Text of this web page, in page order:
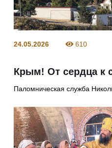
24.05.2026 610
Крым! От сердца к
Паломническая служба